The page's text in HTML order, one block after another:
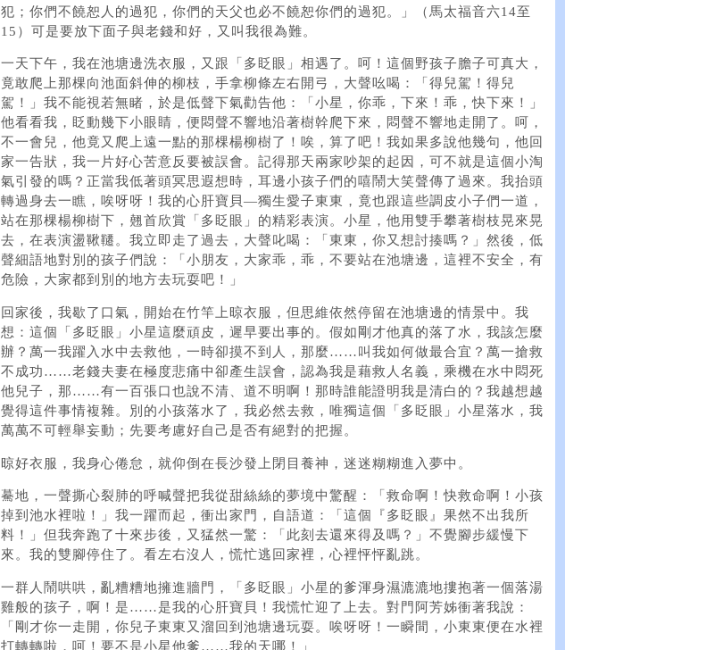
犯；你們不饒恕人的過犯，你們的天父也必不饒恕你們的過犯。」（馬太福音六14至
15）可是要放下面子與老錢和好，又叫我很為難。
一天下午，我在池塘邊洗衣服，又跟「多眨眼」相遇了。呵！這個野孩子膽子可真大，
竟敢爬上那棵向池面斜伸的柳枝，手拿柳條左右開弓，大聲吆喝：「得兒駕！得兒
駕！」我不能視若無睹，於是低聲下氣勸告他：「小星，你乖，下來！乖，快下來！」
他看看我，眨動幾下小眼睛，便悶聲不響地沿著樹幹爬下來，悶聲不響地走開了。呵，
不一會兒，他竟又爬上遠一點的那棵楊柳樹了！唉，算了吧！我如果多說他幾句，他回
家一告狀，我一片好心苦意反要被誤會。記得那天兩家吵架的起因，可不就是這個小淘
氣引發的嗎？正當我低著頭冥思遐想時，耳邊小孩子們的嘻鬧大笑聲傳了過來。我抬頭
轉過身去一瞧，唉呀呀！我的心肝寶貝—獨生愛子東東，竟也跟這些調皮小子們一道，
站在那棵楊柳樹下，翹首欣賞「多眨眼」的精彩表演。小星，他用雙手攀著樹枝晃來晃
去，在表演盪鞦韆。我立即走了過去，大聲叱喝：「東東，你又想討揍嗎？」然後，低
聲細語地對別的孩子們說：「小朋友，大家乖，乖，不要站在池塘邊，這裡不安全，有
危險，大家都到別的地方去玩耍吧！」
回家後，我歇了口氣，開始在竹竿上晾衣服，但思維依然停留在池塘邊的情景中。我
想：這個「多眨眼」小星這麼頑皮，遲早要出事的。假如剛才他真的落了水，我該怎麼
辦？萬一我躍入水中去救他，一時卻摸不到人，那麼……叫我如何做最合宜？萬一搶救
不成功……老錢夫妻在極度悲痛中卻產生誤會，認為我是藉救人名義，乘機在水中悶死
他兒子，那……有一百張口也說不清、道不明啊！那時誰能證明我是清白的？我越想越
覺得這件事情複雜。別的小孩落水了，我必然去救，唯獨這個「多眨眼」小星落水，我
萬萬不可輕舉妄動；先要考慮好自己是否有絕對的把握。
晾好衣服，我身心倦怠，就仰倒在長沙發上閉目養神，迷迷糊糊進入夢中。
驀地，一聲撕心裂肺的呼喊聲把我從甜絲絲的夢境中驚醒：「救命啊！快救命啊！小孩
掉到池水裡啦！」我一躍而起，衝出家門，自語道：「這個『多眨眼』果然不出我所
料！」但我奔跑了十來步後，又猛然一驚：「此刻去還來得及嗎？」不覺腳步緩慢下
來。我的雙腳停住了。看左右沒人，慌忙逃回家裡，心裡怦怦亂跳。
一群人鬧哄哄，亂糟糟地擁進牆門，「多眨眼」小星的爹渾身濕漉漉地摟抱著一個落湯
雞般的孩子，啊！是……是我的心肝寶貝！我慌忙迎了上去。對門阿芳姊衝著我說：
「剛才你一走開，你兒子東東又溜回到池塘邊玩耍。唉呀呀！一瞬間，小東東便在水裡
打轉轉啦，呵！要不是小星他爹……我的天哪！」